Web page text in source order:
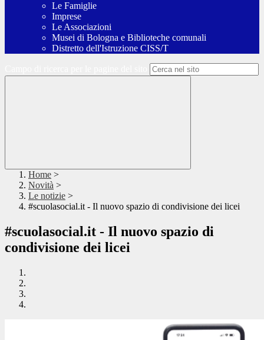
Le Famiglie
Imprese
Le Associazioni
Musei di Bologna e Biblioteche comunali
Distretto dell'Istruzione CISS/T
Home >
Novità >
Le notizie >
#scuolasocial.it - Il nuovo spazio di condivisione dei licei
#scuolasocial.it - Il nuovo spazio di
condivisione dei licei